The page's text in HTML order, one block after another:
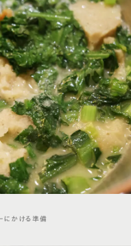
にかける準備